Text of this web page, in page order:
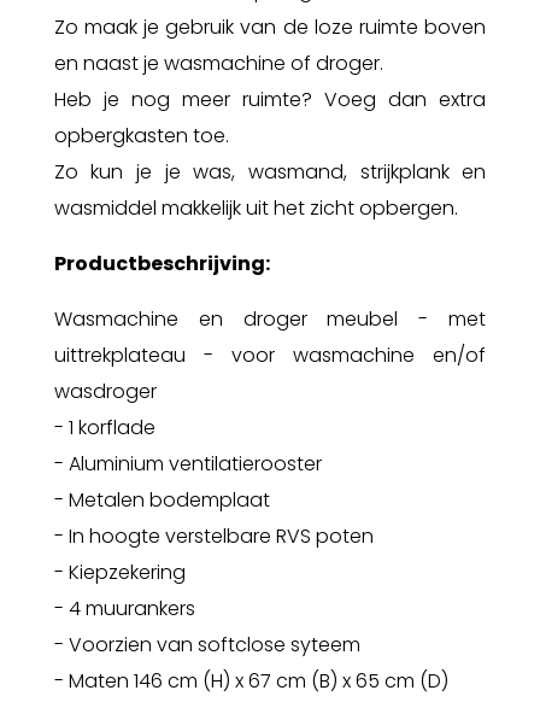
Zo maak je gebruik van de loze ruimte boven
en naast je wasmachine of droger.
Heb je nog meer ruimte? Voeg dan extra
opbergkasten toe.
Zo kun je je was, wasmand, strijkplank en
wasmiddel makkelijk uit het zicht opbergen.
Productbeschrijving:
Wasmachine en droger meubel - met
uittrekplateau - voor wasmachine en/of
wasdroger
- 1 korflade
- Aluminium ventilatierooster
- Metalen bodemplaat
- In hoogte verstelbare RVS poten
- Kiepzekering
- 4 muurankers
- Voorzien van softclose syteem
- Maten 146 cm (H) x 67 cm (B) x 65 cm (D)